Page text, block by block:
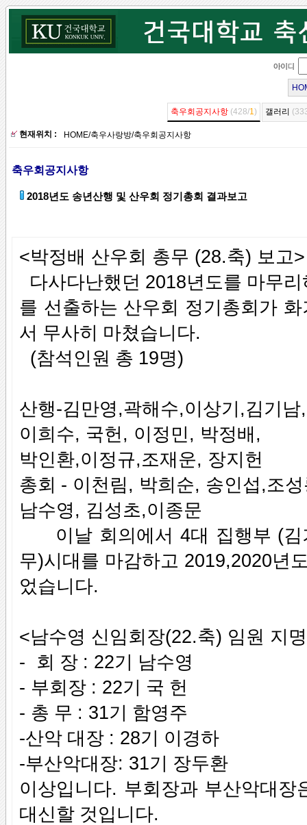
축우회공지사항 (428/1) 갤러리
현재위치 : HOME/축우사랑방/축우회공지사항
축우회공지사항
2018년도 송년산행 및 산우회 정기총회 결과보고
<박정배 산우회 총무 (28.축) 보고>
다사다난했던 2018년도를 마무
를 선출하는 산우회 정기총회가
서 무사히 마쳤습니다.
(참석인원 총 19명)
산행-김만영 ,곽해수,이상기 ,김기남,
이희수, 국헌 , 이정민 , 박정배 ,
박인환,이정규,조재운, 장지헌
총회 - 이천림 , 박희순, 송인섭 ,조
남수영 , 김성초,이종문
이날 회의에서 4대 집행부 (
무)시대를 마감하고 2019,2020년
었습니다.
<남수영 신임회장(22.축) 임원 지
- 회 장 : 22기 남수영
- 부회장 : 22기 국 헌
- 총 무 : 31기 함영주
-산악 대장 : 28기 이경하
-부산악대장: 31기 장두환
이상입니다. 부회장과 부산악대장
대신할 것입니다.